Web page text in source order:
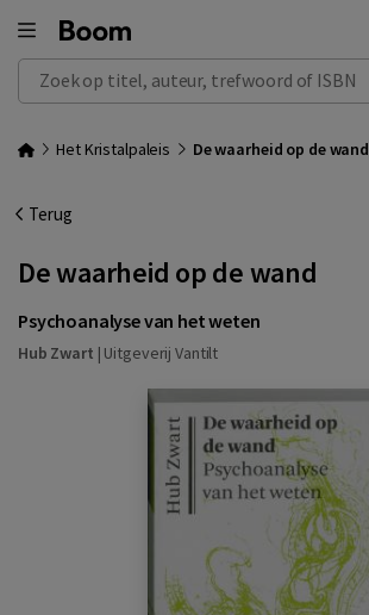
Zoek op titel, auteur, trefwoord of ISBN
Het Kristalpaleis De waarheid op de wand
Terug
De waarheid op de wand
Psychoanalyse van het weten
Hub Zwart | Uitgeverij Vantilt